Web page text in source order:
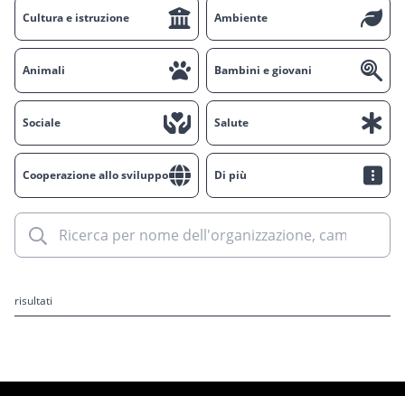
Cultura e istruzione Ambiente
Animali Bambini e giovani
Sociale Salute
Cooperazione allo sviluppo Di più
risultati